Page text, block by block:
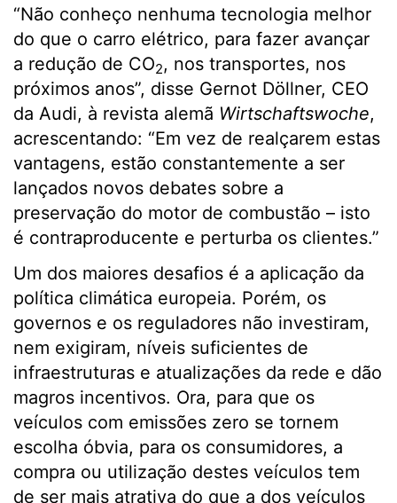
“Não conheço nenhuma tecnologia melhor
do que o carro elétrico, para fazer avançar
a redução de CO2, nos transportes, nos
próximos anos”, disse Gernot Döllner, CEO
da Audi, à revista alemã Wirtschaftswoche,
acrescentando: “Em vez de realçarem estas
vantagens, estão constantemente a ser
lançados novos debates sobre a
preservação do motor de combustão – isto
é contraproducente e perturba os clientes.”
Um dos maiores desafios é a aplicação da
política climática europeia. Porém, os
governos e os reguladores não investiram,
nem exigiram, níveis suficientes de
infraestruturas e atualizações da rede e dão
magros incentivos. Ora, para que os
veículos com emissões zero se tornem
escolha óbvia, para os consumidores, a
compra ou utilização destes veículos tem
de ser mais atrativa do que a dos veículos